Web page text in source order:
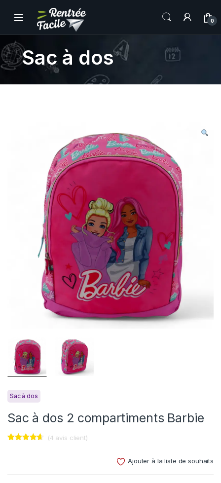
0
Sac à dos
Sac à dos
Sac à dos 2 compartiments Barbie
client
(4 avis client)
Ajouter à la liste de souhaits